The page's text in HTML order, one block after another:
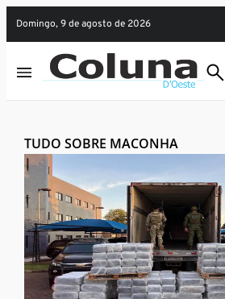
domingo, 9 de agosto de 2026
TUDO SOBRE MACONHA